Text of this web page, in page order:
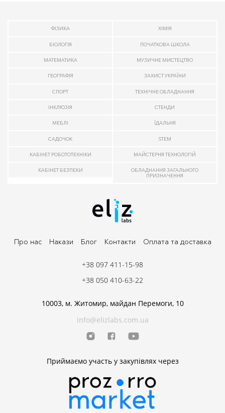
ФІЗИКА ХІМІЯ
БІОЛОГІЯ ПОЧАТКОВА ШКОЛА
МАТЕМАТИКА МУЗИЧНЕ МИСТЕЦТВО
ГЕОГРАФІЯ ЗАХИСТ УКРАЇНИ
СПОРТ ТЕХНІЧНЕ ОБЛАДНАННЯ
ІНКЛЮЗІЯ СТЕНДИ
МЕБЛІ ЇДАЛЬНЯ
САДОЧОК STEM
КАБІНЕТ РОБОТОТЕХНІКИ МАЙСТЕРНЯ ТЕХНОЛОГІЙ
КАБІНЕТ БЕЗПЕКИ
ОБЛАДНАННЯ ЗАГАЛЬНОГО
ПРИЗНАЧЕННЯ
Про нас Накази Блог Контакти Оплата та доставка
10003, м. Житомир, майдан Перемоги, 10
info@elizlabs.com.ua
Приймаємо участь у закупівлях через
+38 097 411-15-98
+38 050 410-63-22